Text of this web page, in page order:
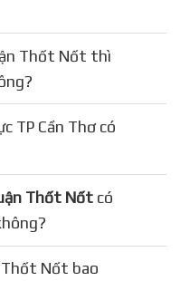
Thốt Nốt thì
TP Cần Thơ có
Thốt Nốt có
Thốt Nốt bao